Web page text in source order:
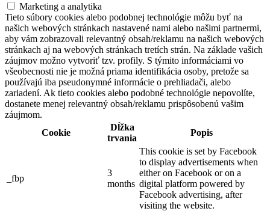
Marketing a analytika
Tieto súbory cookies alebo podobnej technológie môžu byť na
našich webových stránkach nastavené nami alebo našimi partnermi,
aby vám zobrazovali relevantný obsah/reklamu na našich webových
stránkach aj na webových stránkach tretích strán. Na základe vašich
záujmov možno vytvoriť tzv. profily. S týmito informáciami vo
všeobecnosti nie je možná priama identifikácia osoby, pretože sa
používajú iba pseudonymné informácie o prehliadači, alebo
zariadení. Ak tieto cookies alebo podobné technológie nepovolíte,
dostanete menej relevantný obsah/reklamu prispôsobenú vašim
záujmom.
Cookie
Dĺžka
trvania
Popis
_fbp
3
months
This cookie is set by Facebook
to display advertisements when
either on Facebook or on a
digital platform powered by
Facebook advertising, after
visiting the website.